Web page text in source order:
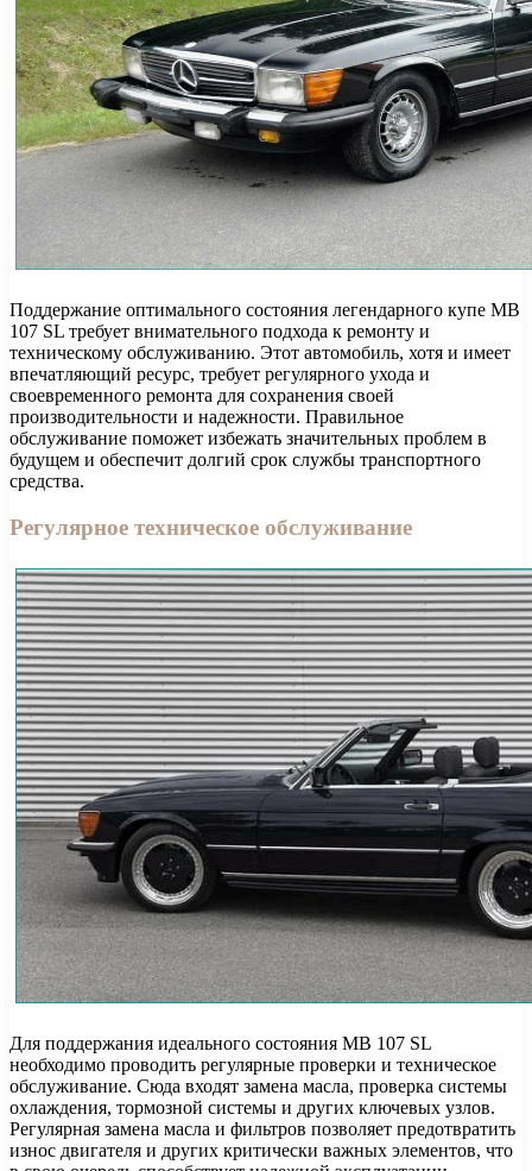
Поддержание оптимального состояния легендарного купе MB
107 SL требует внимательного подхода к ремонту и
техническому обслуживанию. Этот автомобиль, хотя и имеет
впечатляющий ресурс, требует регулярного ухода и
своевременного ремонта для сохранения своей
производительности и надежности. Правильное
обслуживание поможет избежать значительных проблем в
будущем и обеспечит долгий срок службы транспортного
средства.
Регулярное техническое обслуживание
Для поддержания идеального состояния MB 107 SL
необходимо проводить регулярные проверки и техническое
обслуживание. Сюда входят замена масла, проверка системы
охлаждения, тормозной системы и других ключевых узлов.
Регулярная замена масла и фильтров позволяет предотвратить
износ двигателя и других критически важных элементов, что